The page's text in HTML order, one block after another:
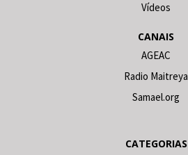
Vídeos
CANAIS
AGEAC
Radio Maitreya
Samael.org
CATEGORIAS